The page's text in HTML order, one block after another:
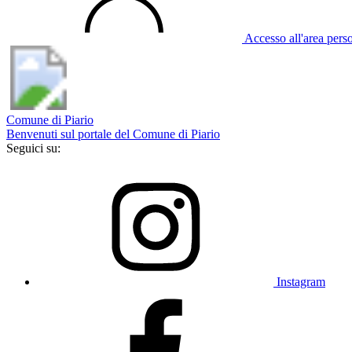
Accesso all'area
Comune di Piario
Benvenuti sul portale del Comune di Piario
Seguici su:
Instagram